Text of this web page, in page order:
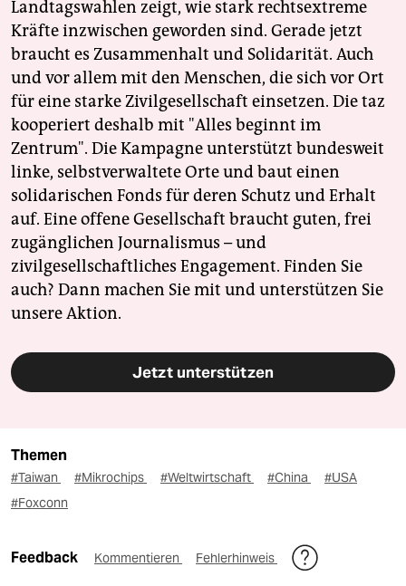
Landtagswahlen zeigt, wie stark rechtsextreme
Kräfte inzwischen geworden sind. Gerade jetzt
braucht es Zusammenhalt und Solidarität. Auch
und vor allem mit den Menschen, die sich vor Ort
für eine starke Zivilgesellschaft einsetzen. Die taz
kooperiert deshalb mit "Alles beginnt im
Zentrum". Die Kampagne unterstützt bundesweit
linke, selbstverwaltete Orte und baut einen
solidarischen Fonds für deren Schutz und Erhalt
auf. Eine offene Gesellschaft braucht guten, frei
zugänglichen Journalismus – und
zivilgesellschaftliches Engagement. Finden Sie
auch? Dann machen Sie mit und unterstützen Sie
unsere Aktion.
Jetzt unterstützen
Themen
#Taiwan #Mikrochips #Weltwirtschaft #China
#USA
#Foxconn
Feedback Kommentieren Fehlerhinweis